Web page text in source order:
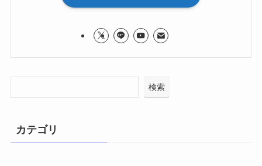
検索
カテゴリ